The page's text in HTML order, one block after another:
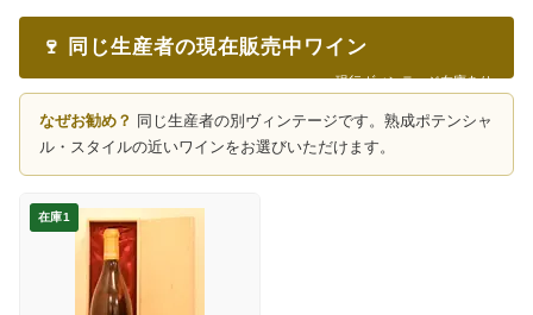
🍷 同じ生産者の現在販売中ワイン
現行ヴィンテージ在庫あり
なぜお勧め？ 同じ生産者の別ヴィンテージです。熟成ポテンシャ
ル・スタイルの近いワインをお選びいただけます。
在庫1